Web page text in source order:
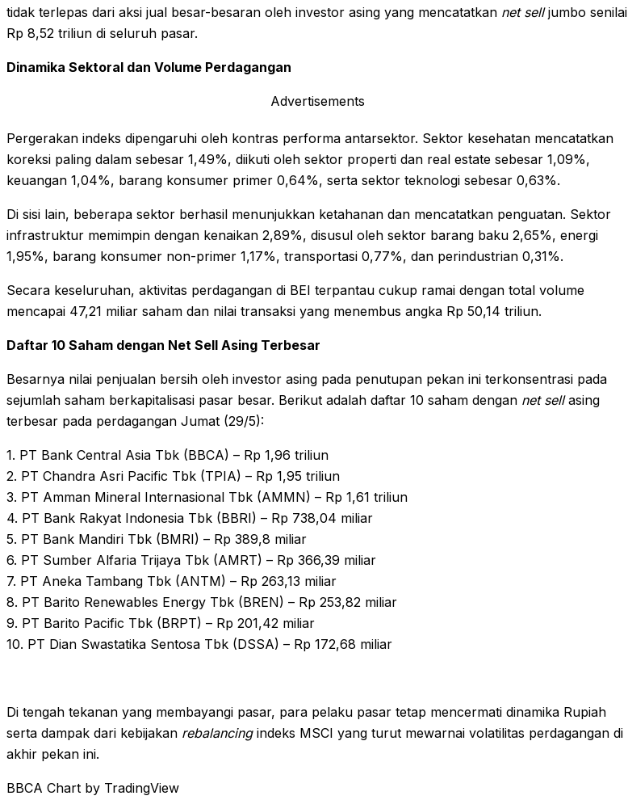
tidak terlepas dari aksi jual besar-besaran oleh investor asing yang mencatatkan net selljumbo senilai
Rp 8,52 triliun di seluruh pasar.
Dinamika Sektoral dan Volume Perdagangan
Advertisements
Pergerakan indeks dipengaruhi oleh kontras performa antarsektor. Sektor kesehatan mencatatkan
koreksi paling dalam sebesar 1,49%, diikuti oleh sektor properti dan real estate sebesar 1,09%,
keuangan 1,04%, barang konsumer primer 0,64%, serta sektor teknologi sebesar 0,63%.
Di sisi lain, beberapa sektor berhasil menunjukkan ketahanan dan mencatatkan penguatan. Sektor
infrastruktur memimpin dengan kenaikan 2,89%, disusul oleh sektor barang baku 2,65%, energi
1,95%, barang konsumer non-primer 1,17%, transportasi 0,77%, dan perindustrian 0,31%.
Secara keseluruhan, aktivitas perdagangan di BEI terpantau cukup ramai dengan total volume
mencapai 47,21 miliar saham dan nilai transaksi yang menembus angka Rp 50,14 triliun.
Daftar 10 Saham dengan Net Sell Asing Terbesar
Besarnya nilai penjualan bersih oleh investor asing pada penutupan pekan ini terkonsentrasi pada
sejumlah saham berkapitalisasi pasar besar. Berikut adalah daftar 10 saham dengan net sellasing
terbesar pada perdagangan Jumat (29/5):
1. PT Bank Central Asia Tbk (BBCA) – Rp 1,96 triliun
2. PT Chandra Asri Pacific Tbk (TPIA) – Rp 1,95 triliun
3. PT Amman Mineral Internasional Tbk (AMMN) – Rp 1,61 triliun
4. PT Bank Rakyat Indonesia Tbk (BBRI) – Rp 738,04 miliar
5. PT Bank Mandiri Tbk (BMRI) – Rp 389,8 miliar
6. PT Sumber Alfaria Trijaya Tbk (AMRT) – Rp 366,39 miliar
7. PT Aneka Tambang Tbk (ANTM) – Rp 263,13 miliar
8. PT Barito Renewables Energy Tbk (BREN) – Rp 253,82 miliar
9. PT Barito Pacific Tbk (BRPT) – Rp 201,42 miliar
10. PT Dian Swastatika Sentosa Tbk (DSSA) – Rp 172,68 miliar
Di tengah tekanan yang membayangi pasar, para pelaku pasar tetap mencermati dinamika Rupiah
serta dampak dari kebijakan rebalancingindeks MSCI yang turut mewarnai volatilitas perdagangan di
akhir pekan ini.
BBCA Chart by TradingView